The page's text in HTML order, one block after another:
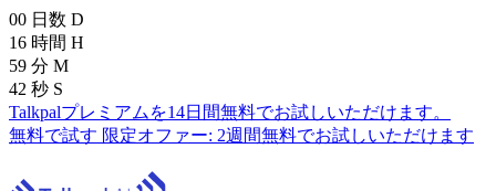
00 日数 D
16 時間 H
59 分 M
41 秒 S
Talkpalプレミアムを14日間無料でお試しいただけます。
無料で試す 限定オファー: 2週間無料でお試しいただけます